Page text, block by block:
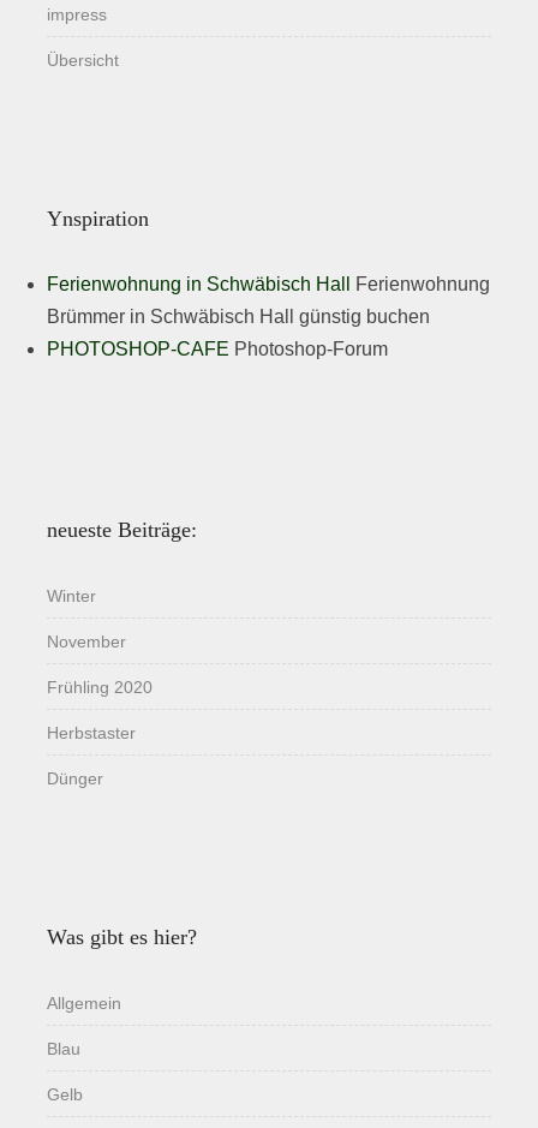
impress
Übersicht
Ynspiration
Ferienwohnung in Schwäbisch Hall
Ferienwohnung
Brümmer in Schwäbisch Hall günstig buchen
PHOTOSHOP-CAFE Photoshop-Forum
neueste Beiträge:
Winter
November
Frühling 2020
Herbstaster
Dünger
Was gibt es hier?
Allgemein
Blau
Gelb